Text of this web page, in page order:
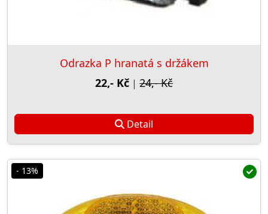
Odrazka P hranatá s držákem
22,- Kč | 24,- Kč
Detail
- 13%